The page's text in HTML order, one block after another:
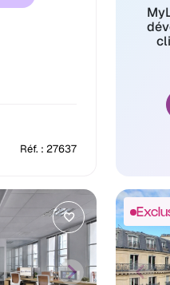
Réf. : 27637